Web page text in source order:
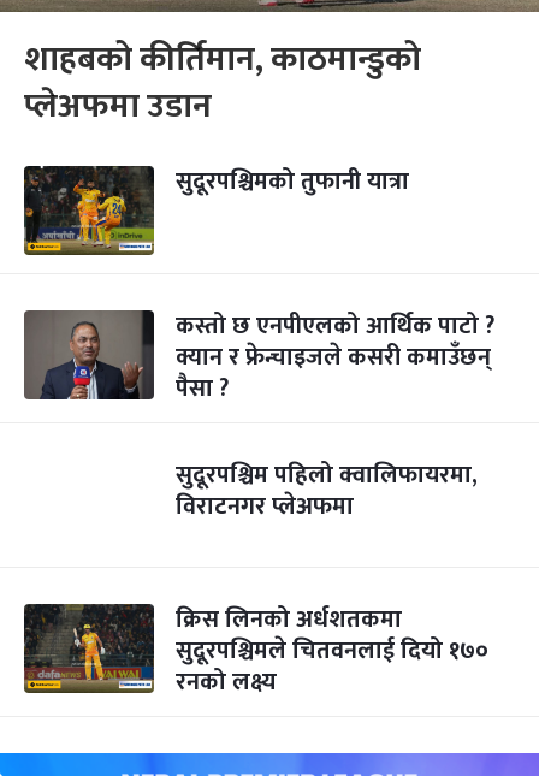
शाहबको कीर्तिमान, काठमान्डुको
प्लेअफमा उडान
सुदूरपश्चिमको तुफानी यात्रा
कस्तो छ एनपीएलको आर्थिक पाटो ?
क्यान र फ्रेन्चाइजले कसरी कमाउँछन्
पैसा ?
सुदूरपश्चिम पहिलो क्वालिफायरमा,
विराटनगर प्लेअफमा
क्रिस लिनको अर्धशतकमा
सुदूरपश्चिमले चितवनलाई दियो १७०
रनको लक्ष्य